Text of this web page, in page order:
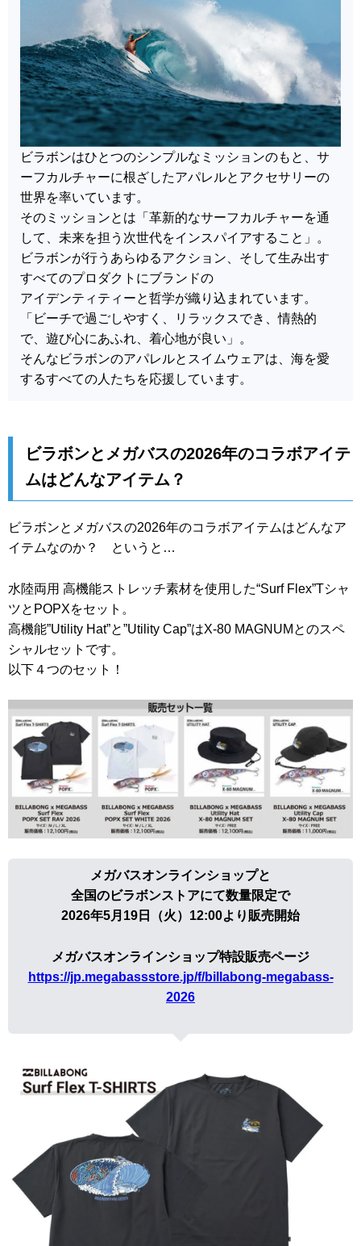
ビラボンはひとつのシンプルなミッションのもと、サ
ーフカルチャーに根ざしたアパレルとアクセサリーの
世界を率いています。
そのミッションとは「革新的なサーフカルチャーを通
して、未来を担う次世代をインスパイアすること」。
ビラボンが行うあらゆるアクション、そして生み出す
すべてのプロダクトにブランドの
アイデンティティーと哲学が織り込まれています。
「ビーチで過ごしやすく、リラックスでき、情熱的
で、遊び心にあふれ、着心地が良い」。
そんなビラボンのアパレルとスイムウェアは、海を愛
するすべての人たちを応援しています。
ビラボンとメガバスの2026年のコラボアイテ
ムはどんなアイテム？
ビラボンとメガバスの2026年のコラボアイテムはどんなア
イテムなのか？ というと…
水陸両用 高機能ストレッチ素材を使用した“Surf Flex”Tシャ
ツとPOPXをセット。
高機能”Utility Hat”と”Utility Cap”はX-80 MAGNUMとのスペ
シャルセットです。
以下４つのセット！
メガバスオンラインショップと
全国のビラボンストアにて数量限定で
2026年5月19日（火）12:00より販売開始
メガバスオンラインショップ特設販売ページ
https://jp.megabassstore.jp/f/billabong-megabass-
2026